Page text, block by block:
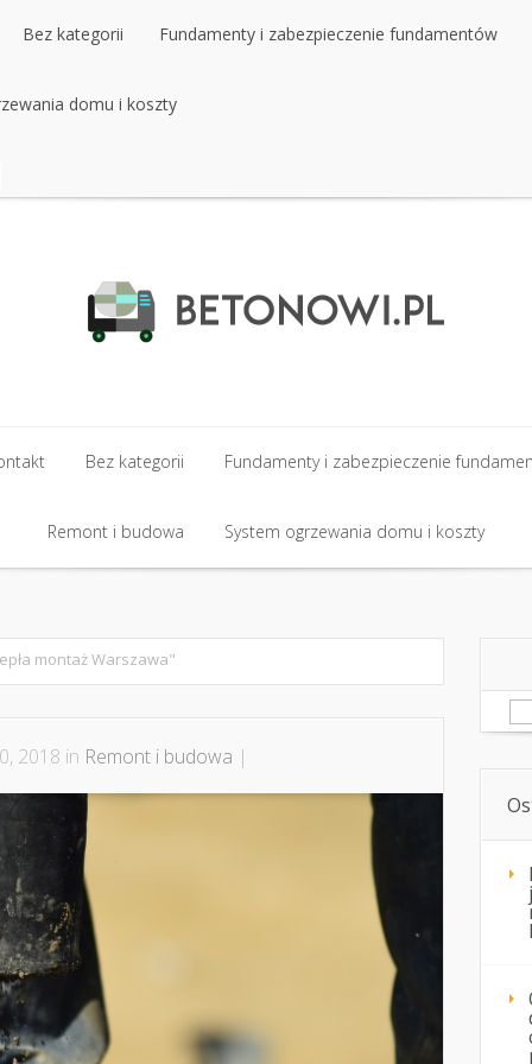
Bez kategorii
Bez kategorii
Fundamenty i zabezpieczenie fundamentów
Fundamenty i zabezpieczenie fundamentów
domu i koszty
Bez kategorii
Bez kategorii
Fundamenty i zabezpieczenie
Fundamenty i zabezpieczenie
Remont i budowa System ogrzewania domu i koszty
montaż Warszawa"
2018 in Remont i budowa |